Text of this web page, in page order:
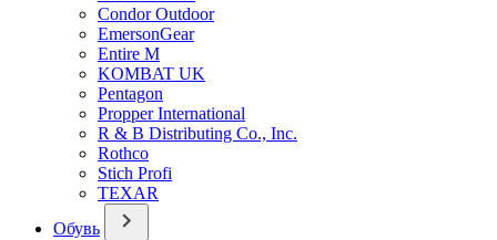
Condor Outdoor
EmersonGear
Entire M
KOMBAT UK
Pentagon
Propper International
R & B Distributing Co., Inc.
Rothco
Stich Profi
TEXAR
Обувь